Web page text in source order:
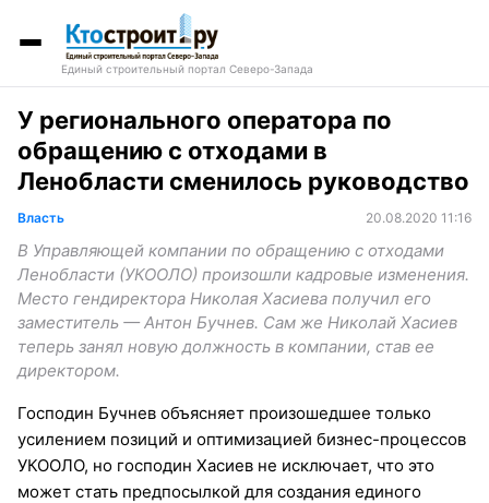
Единый строительный портал Северо-Запада
У регионального оператора по
обращению с отходами в
Ленобласти сменилось руководство
Власть 20.08.2020 11:16
В Управляющей компании по обращению с отходами
Ленобласти (УКООЛО) произошли кадровые изменения.
Место гендиректора Николая Хасиева получил его
заместитель — Антон Бучнев. Сам же Николай Хасиев
теперь занял новую должность в компании, став ее
директором.
Господин Бучнев объясняет произошедшее только
усилением позиций и оптимизацией бизнес-процессов
УКООЛО, но господин Хасиев не исключает, что это
может стать предпосылкой для создания единого